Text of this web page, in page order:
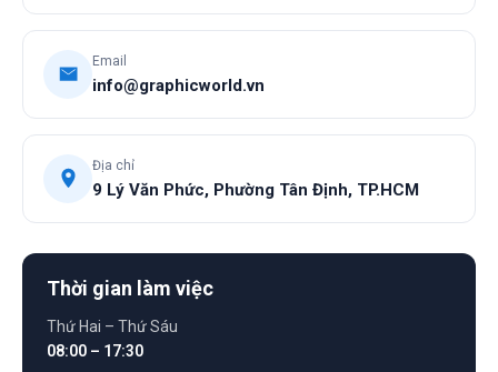
Email
info@graphicworld.vn
Địa chỉ
9 Lý Văn Phức, Phường Tân Định, TP.HCM
Thời gian làm việc
Thứ Hai – Thứ Sáu
08:00 – 17:30